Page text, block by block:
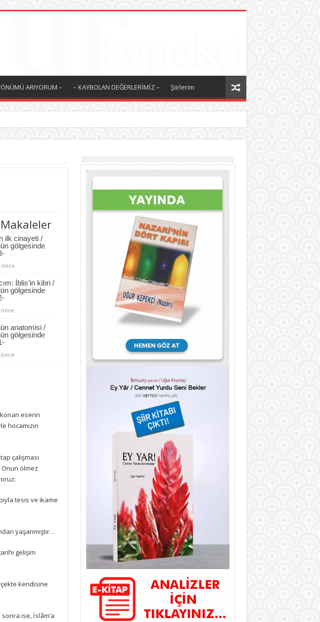
ARIYORUM – – KAYBOLAN DEĞERLERİMİZ – Şiirlerim
ilk cinayeti /
gölgesinde
önce
İblis’in kibri /
gölgesinde
anatomisi /
gölgesinde
konan eserin
hocamızın
çalışması
ölmez
tesis ve ikame
yaşanmıştır…
gelişim
kendisine
ise, İslâm’a